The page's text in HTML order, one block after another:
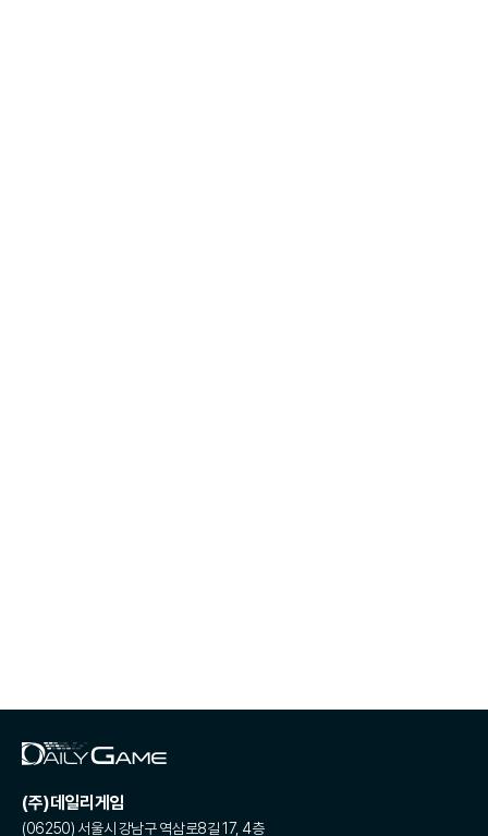
(주)데일리게임
(06250) 서울시 강남구 역삼로8길 17, 4층